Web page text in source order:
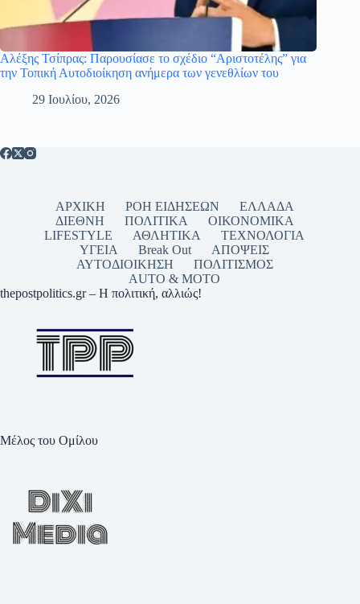
Αλέξης Τσίπρας: Παρουσίασε το σχέδιο “Αριστοτέλης” για
την Τοπική Αυτοδιοίκηση ανήμερα των γενεθλίων του
29 Ιουλίου, 2026
ΑΡΧΙΚΗ ΡΟΗ ΕΙΔΗΣΕΩΝ
ΕΛΛΑΔΑ
ΔΙΕΘΝΗ
ΠΟΛΙΤΙΚΑ
ΟΙΚΟΝΟΜΙΚΑ
LIFESTYLE
ΑΘΛΗΤΙΚΑ
ΤΕΧΝΟΛΟΓΙΑ
ΥΓΕΙΑ
Break Out
ΑΠΟΨΕΙΣ
ΑΥΤΟΔΙΟΙΚΗΣΗ
ΠΟΛΙΤΙΣΜΟΣ
AUTO & MOTO
thepostpolitics.gr – Η πολιτική, αλλιώς!
Μέλος του Ομίλου